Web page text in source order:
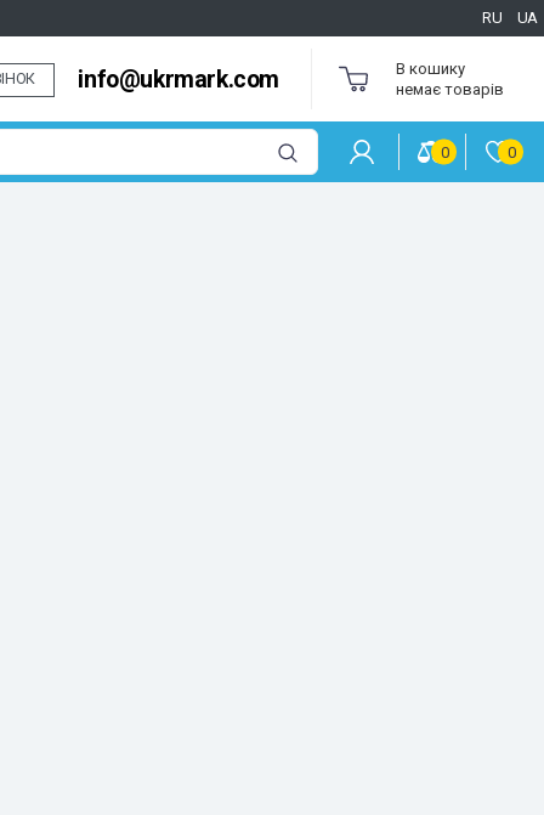
RU UA
info@ukrmark.com
В кошику
немає товарів
0 0